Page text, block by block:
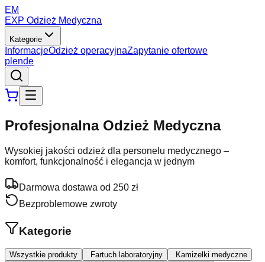
EM
EXP Odzież Medyczna
Kategorie
InformacjeOdzież operacyjnaZapytanie ofertowe
pl ende
Profesjonalna Odzież Medyczna
Wysokiej jakości odzież dla personelu medycznego –
komfort, funkcjonalność i elegancja w jednym
Darmowa dostawa od 250 zł
Bezproblemowe zwroty
Kategorie
Wszystkie produkty Fartuch laboratoryjny
Kamizelki medyczne